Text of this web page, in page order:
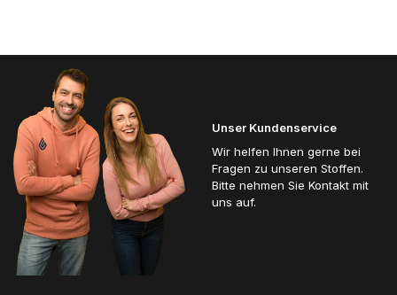
Unser Kundenservice
Wir helfen Ihnen gerne bei
Fragen zu unseren Stoffen.
Bitte nehmen Sie Kontakt mit
uns auf.